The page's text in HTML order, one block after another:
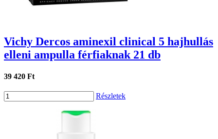
Vichy Dercos aminexil clinical 5 hajhullás
elleni ampulla férfiaknak 21 db
39 420 Ft
Részletek